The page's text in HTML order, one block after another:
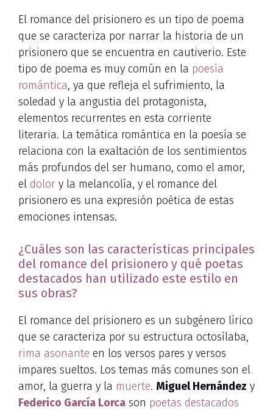
El romance del prisionero es un tipo de poema
que se caracteriza por narrar la historia de un
prisionero que se encuentra en cautiverio. Este
tipo de poema es muy común en la poesía
romántica, ya que refleja el sufrimiento, la
soledad y la angustia del protagonista,
elementos recurrentes en esta corriente
literaria. La temática romántica en la poesía se
relaciona con la exaltación de los sentimientos
más profundos del ser humano, como el amor,
el dolor y la melancolía, y el romance del
prisionero es una expresión poética de estas
emociones intensas.
¿Cuáles son las características principales
del romance del prisionero y qué poetas
destacados han utilizado este estilo en
sus obras?
El romance del prisionero es un subgénero lírico
que se caracteriza por su estructura octosílaba,
rima asonante en los versos pares y versos
impares sueltos. Los temas más comunes son el
amor, la guerra y la muerte. Miguel Hernández y
Federico García Lorca son poetas destacados